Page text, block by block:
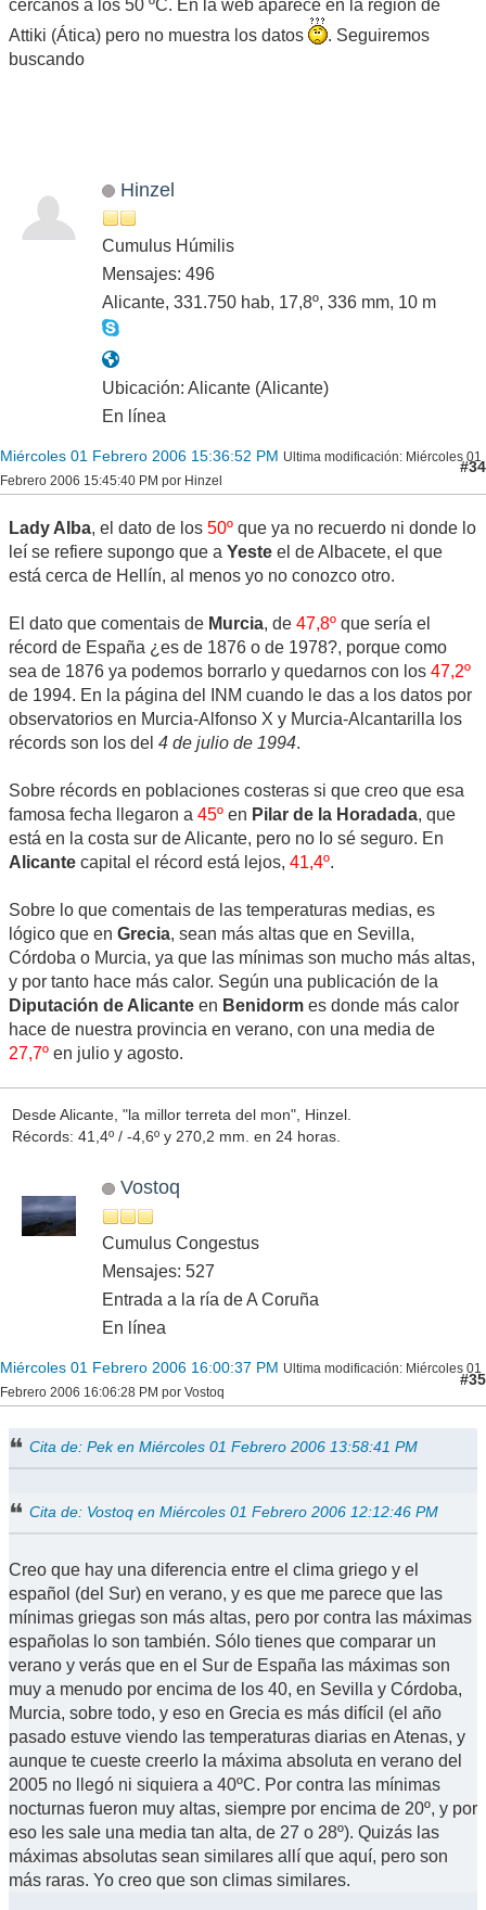
cercanos a los 50 ºC. En la web aparece en la región de
Attiki (Ática) pero no muestra los datos
. Seguiremos
buscando
Hinzel
Cumulus Húmilis
Mensajes: 496
Alicante, 331.750 hab, 17,8º, 336 mm, 10 m
Ubicación: Alicante (Alicante)
En línea
Miércoles 01 Febrero 2006 15:36:52 PM Ultima modificación: Miércoles 01
Febrero 2006 15:45:40 PM por Hinzel
#34
Lady Alba, el dato de los 50º que ya no recuerdo ni donde lo
leí se refiere supongo que a Yeste el de Albacete, el que
está cerca de Hellín, al menos yo no conozco otro.
El dato que comentais de Murcia, de 47,8º que sería el
récord de España ¿es de 1876 o de 1978?, porque como
sea de 1876 ya podemos borrarlo y quedarnos con los 47,2º
de 1994. En la página del INM cuando le das a los datos por
observatorios en Murcia-Alfonso X y Murcia-Alcantarilla los
récords son los del 4 de julio de 1994.
Sobre récords en poblaciones costeras si que creo que esa
famosa fecha llegaron a 45º en Pilar de la Horadada, que
está en la costa sur de Alicante, pero no lo sé seguro. En
Alicante capital el récord está lejos, 41,4º.
Sobre lo que comentais de las temperaturas medias, es
lógico que en Grecia, sean más altas que en Sevilla,
Córdoba o Murcia, ya que las mínimas son mucho más altas,
y por tanto hace más calor. Según una publicación de la
Diputación de Alicante en Benidorm es donde más calor
hace de nuestra provincia en verano, con una media de
27,7º en julio y agosto.
Desde Alicante, "la millor terreta del mon", Hinzel.
Récords: 41,4º / -4,6º y 270,2 mm. en 24 horas.
Vostoq
Cumulus Congestus
Mensajes: 527
Entrada a la ría de A Coruña
En línea
Miércoles 01 Febrero 2006 16:00:37 PM Ultima modificación: Miércoles 01
Febrero 2006 16:06:28 PM por Vostoq
#35
Cita de: Pek en Miércoles 01 Febrero 2006 13:58:41 PM
Cita de: Vostoq en Miércoles 01 Febrero 2006 12:12:46 PM
Creo que hay una diferencia entre el clima griego y el
español (del Sur) en verano, y es que me parece que las
mínimas griegas son más altas, pero por contra las máximas
españolas lo son también. Sólo tienes que comparar un
verano y verás que en el Sur de España las máximas son
muy a menudo por encima de los 40, en Sevilla y Córdoba,
Murcia, sobre todo, y eso en Grecia es más difícil (el año
pasado estuve viendo las temperaturas diarias en Atenas, y
aunque te cueste creerlo la máxima absoluta en verano del
2005 no llegó ni siquiera a 40ºC. Por contra las mínimas
nocturnas fueron muy altas, siempre por encima de 20º, y por
eso les sale una media tan alta, de 27 o 28º). Quizás las
máximas absolutas sean similares allí que aquí, pero son
más raras. Yo creo que son climas similares.